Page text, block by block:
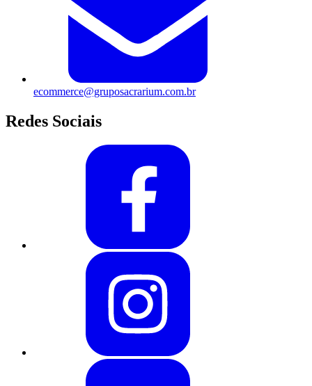
ecommerce@gruposacrarium.com.br
Redes Sociais